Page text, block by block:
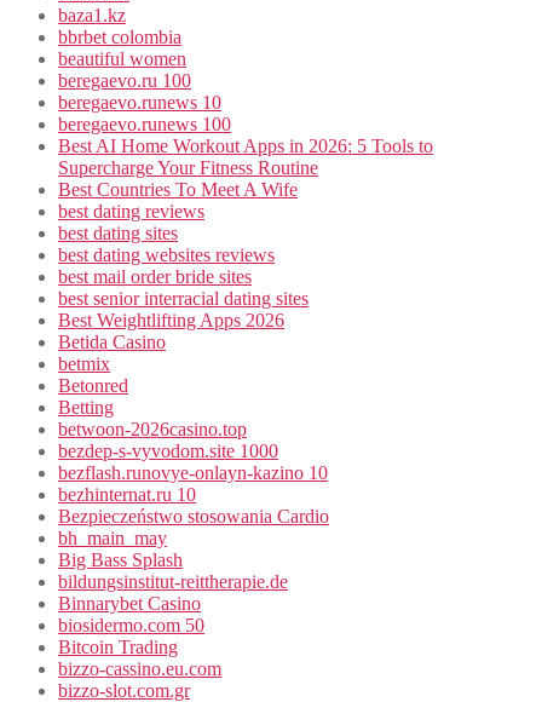
baza1.kz
bbrbet colombia
beautiful women
beregaevo.ru 100
beregaevo.runews 10
beregaevo.runews 100
Best AI Home Workout Apps in 2026: 5 Tools to
Supercharge Your Fitness Routine
Best Countries To Meet A Wife
best dating reviews
best dating sites
best dating websites reviews
best mail order bride sites
best senior interracial dating sites
Best Weightlifting Apps 2026
Betida Casino
betmix
Betonred
Betting
betwoon-2026casino.top
bezdep-s-vyvodom.site 1000
bezflash.runovye-onlayn-kazino 10
bezhinternat.ru 10
Bezpieczeństwo stosowania Cardio
bh_main_may
Big Bass Splash
bildungsinstitut-reittherapie.de
Binnarybet Casino
biosidermo.com 50
Bitcoin Trading
bizzo-cassino.eu.com
bizzo-slot.com.gr